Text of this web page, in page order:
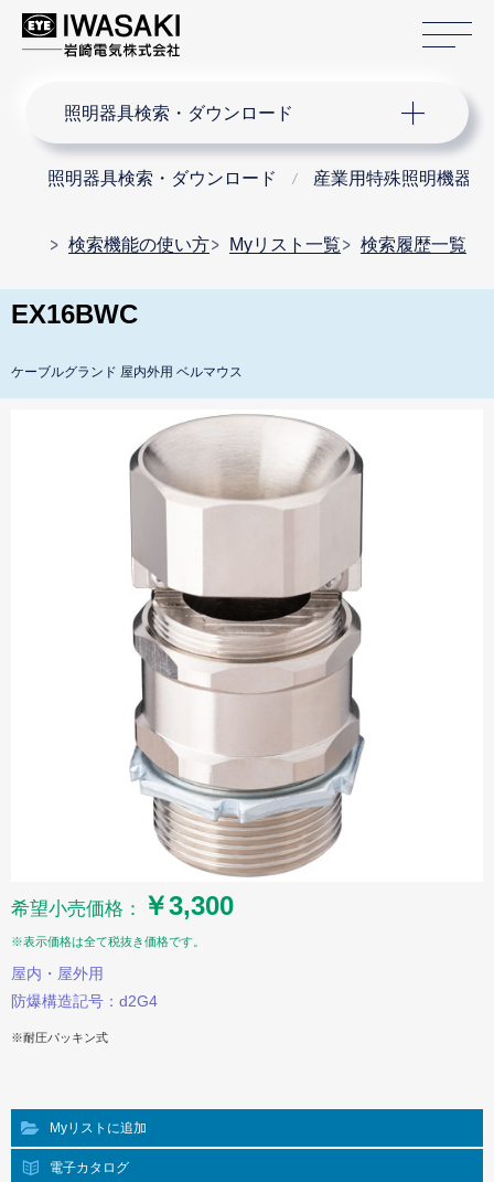
照明器具検索・ダウンロード
照明器具検索・ダウンロード 産業用特殊照明機器
検索機能の使い方 Myリスト一覧 検索履歴一覧
EX16BWC
ケーブルグランド 屋内外用 ベルマウス
希望小売価格： ￥3,300
※表示価格は全て税抜き価格です。
屋内・屋外用
防爆構造記号：d2G4
※耐圧パッキン式
Myリストに追加
電子カタログ